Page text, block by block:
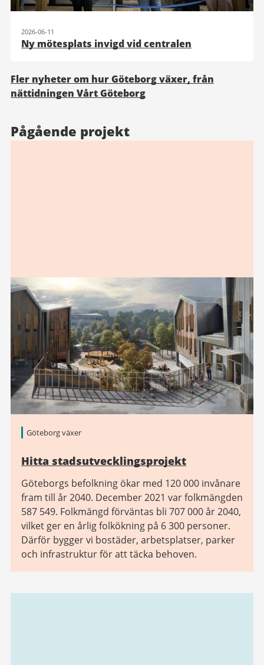
2026-06-11
Ny mötesplats invigd vid centralen
Fler nyheter om hur Göteborg växer, från
nättidningen Vårt Göteborg
Pågående projekt
Göteborg växer
Hitta stadsutvecklingsprojekt
Göteborgs befolkning ökar med 120 000 invånare
fram till år 2040. December 2021 var folkmängden
587 549. Folkmängd förväntas bli 707 000 år 2040,
vilket ger en årlig folkökning på 6 300 personer.
Därför bygger vi bostäder, arbetsplatser, parker
och infrastruktur för att täcka behoven.